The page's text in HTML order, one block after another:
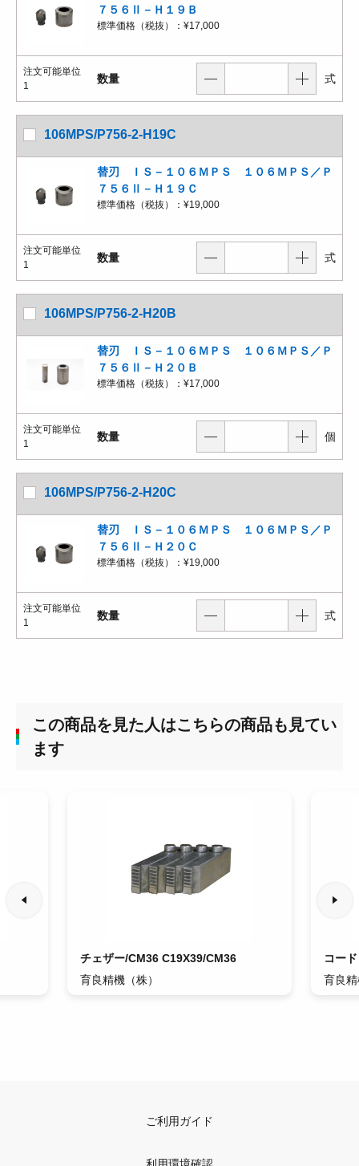
７５６Ⅱ－Ｈ１９Ｂ
標準価格（税抜）： ¥17,000
注文可能単位
1
数量 式
106MPS/P756-2-H19C
替刃 ＩＳ－１０６ＭＰＳ １０６ＭＰＳ／Ｐ
７５６Ⅱ－Ｈ１９Ｃ
標準価格（税抜）： ¥19,000
注文可能単位
1
数量 式
106MPS/P756-2-H20B
替刃 ＩＳ－１０６ＭＰＳ １０６ＭＰＳ／Ｐ
７５６Ⅱ－Ｈ２０Ｂ
標準価格（税抜）： ¥17,000
注文可能単位
1
数量 個
106MPS/P756-2-H20C
替刃 ＩＳ－１０６ＭＰＳ １０６ＭＰＳ／Ｐ
７５６Ⅱ－Ｈ２０Ｃ
標準価格（税抜）： ¥19,000
注文可能単位
1
数量 式
この商品を見た人はこちらの商品も見てい
ます
チェザー/CM36 C19X39/CM36
育良精機（株）
コー
育良
ご利用ガイド
利用環境確認